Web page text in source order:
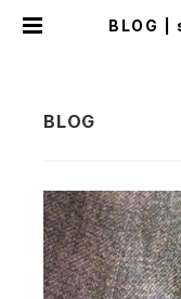
BLOG |